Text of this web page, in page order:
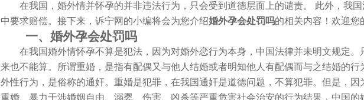
在我国，婚外情并怀孕的并非违法行为，只会受到道德层面上的谴责。 此外，我国
中要求赔偿。 接下来，诉宁网的小编将会为您介绍婚外孕会处罚吗的相关内容！欢迎您
一、婚外孕会处罚吗
在我国婚外情怀孕不算是犯法，因为对婚外恋行为本身，中国法律并未明文规定。
来也不能算。所谓重婚，是指有配偶又与他人结婚或者明知他人有配偶而与之结婚的
外性行为，是俗称的通奸。重婚是犯罪，在我国通奸是道德问题，不算犯罪。但是，因
重婚、暴力干涉婚姻自由、溺婴、伤害、凶杀等严重危害社会治安的行为结果，中国的